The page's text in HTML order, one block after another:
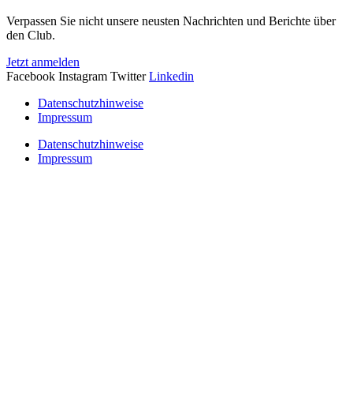
Verpassen Sie nicht unsere neusten Nachrichten und Berichte über
den Club.
Jetzt anmelden
Facebook Instagram Twitter Linkedin
Datenschutzhinweise
Impressum
Datenschutzhinweise
Impressum